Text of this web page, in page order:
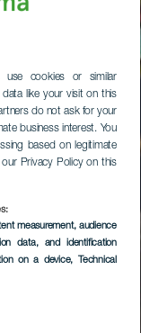
use cookies or similar
like your visit on this
do not ask for your
business interest. You
based on legitimate
Privacy Policy on this
measurement, audience
data, and identification
on a device, Technical